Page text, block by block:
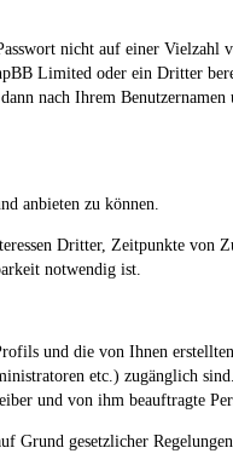
nicht auf einer Vielzahl
Limited oder ein Dritter
nach Ihrem
anbieten zu können.
Dritter, Zeitpunkte
notwendig ist.
und die von Ihnen
etc.) zugänglich
und von ihm beauftragte
gesetzlicher